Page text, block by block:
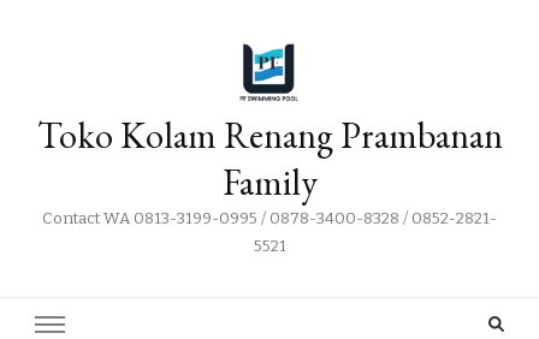
Toko Kolam Renang Prambanan
Family
Contact WA 0813-3199-0995 / 0878-3400-8328 / 0852-2821-
5521